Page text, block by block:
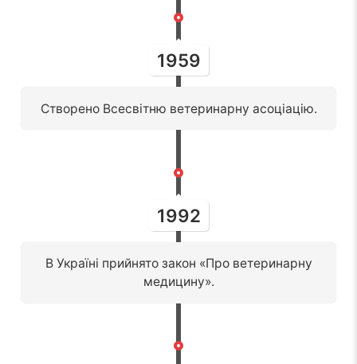
1959
Створено Всесвітню ветеринарну асоціацію.
1992
В Україні прийнято закон «Про ветеринарну
медицину».